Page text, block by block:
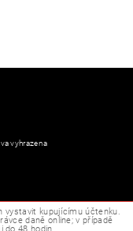
vyhrazena
vystavit kupujícímu účtenku.
daně online; v případě